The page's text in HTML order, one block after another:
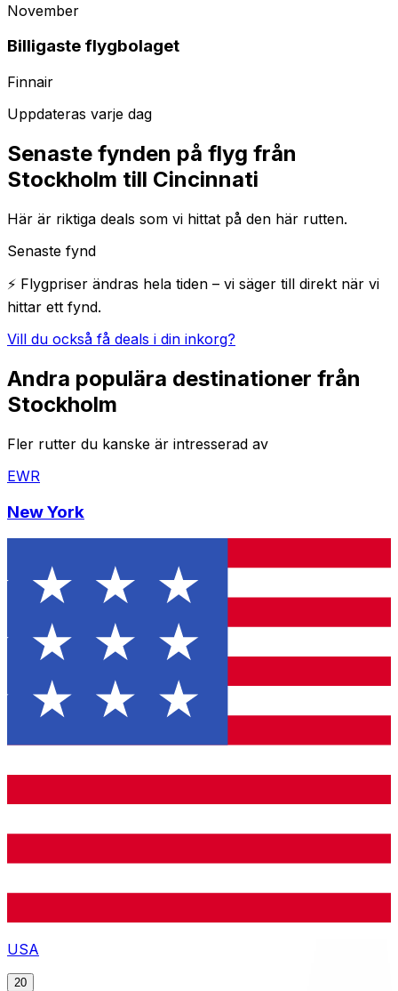
November
Billigaste flygbolaget
Finnair
Uppdateras varje dag
Senaste fynden på flyg från
Stockholm till Cincinnati
Här är riktiga deals som vi hittat på den här rutten.
Senaste fynd
⚡ Flygpriser ändras hela tiden – vi säger till direkt när vi
hittar ett fynd.
Vill du också få deals i din inkorg?
Andra populära destinationer från
Stockholm
Fler rutter du kanske är intresserad av
EWR
New York
USA
20